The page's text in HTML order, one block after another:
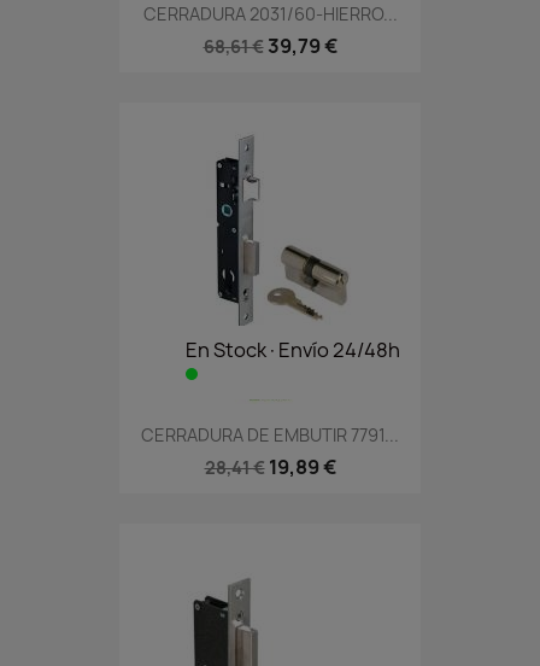
CERRADURA 2031/60-HIERRO...
68,61 € 39,79 €
En Stock·Envío 24/48h
CERRADURA DE EMBUTIR 7791...
28,41 € 19,89 €